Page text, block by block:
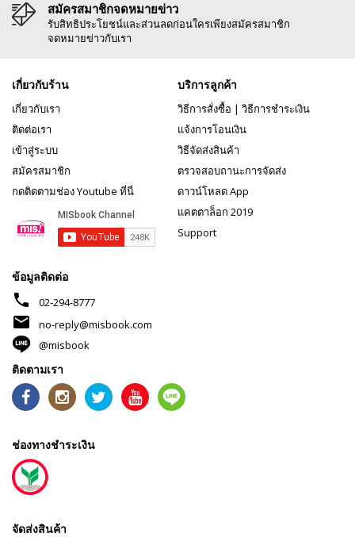
สมัครสมาชิกจดหมายข่าว
รับสิทธิประโยชน์และส่วนลดก่อนใครเพียงสมัครสมาชิก
จดหมายข่าวกับเรา
เกี่ยวกับร้าน
เกี่ยวกับเรา
ติดต่อเรา
เข้าสู่ระบบ
สมัครสมาชิก
กดติดตามช่อง Youtube ที่นี่
บริการลูกค้า
วิธีการสั่งซื้อ | วิธีการชำระเงิน
แจ้งการโอนเงิน
วิธีจัดส่งสินค้า
ตรวจสอบถานะการจัดส่ง
ดาวน์โหลด App
แคตตาล็อก 2019
Support
ข้อมูลติดต่อ
phone 02-294-8777
mail
no-reply@misbook.com
@misbook
ติดตามเรา
ช่องทางชำระเงิน
จัดส่งสินค้า